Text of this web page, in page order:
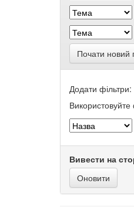
Почати новий
Додати фільтри:
Використовуйте
Вивести на